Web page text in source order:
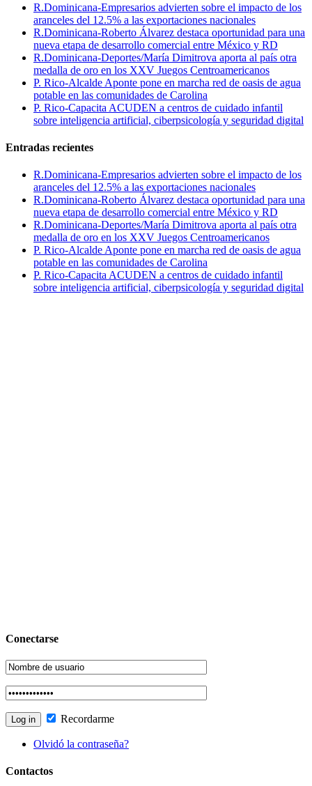
R.Dominicana-Empresarios advierten sobre el impacto de los
aranceles del 12.5% a las exportaciones nacionales
R.Dominicana-Roberto Álvarez destaca oportunidad para una
nueva etapa de desarrollo comercial entre México y RD
R.Dominicana-Deportes/María Dimitrova aporta al país otra
medalla de oro en los XXV Juegos Centroamericanos
P. Rico-Alcalde Aponte pone en marcha red de oasis de agua
potable en las comunidades de Carolina
P. Rico-Capacita ACUDEN a centros de cuidado infantil
sobre inteligencia artificial, ciberpsicología y seguridad digital
Entradas recientes
R.Dominicana-Empresarios advierten sobre el impacto de los
aranceles del 12.5% a las exportaciones nacionales
R.Dominicana-Roberto Álvarez destaca oportunidad para una
nueva etapa de desarrollo comercial entre México y RD
R.Dominicana-Deportes/María Dimitrova aporta al país otra
medalla de oro en los XXV Juegos Centroamericanos
P. Rico-Alcalde Aponte pone en marcha red de oasis de agua
potable en las comunidades de Carolina
P. Rico-Capacita ACUDEN a centros de cuidado infantil
sobre inteligencia artificial, ciberpsicología y seguridad digital
Conectarse
Recordarme
Olvidó la contraseña?
Contactos